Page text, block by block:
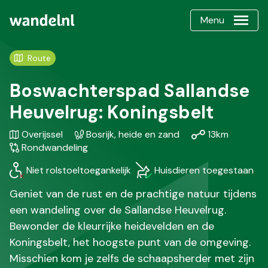
Menu
Route
Boswachterspad Sallandse
Heuvelrug: Koningsbelt
Gebied
/
Regio
Overijssel Karakteristiek
Bosrijk, heide en zand Afstand
13km
Rondwandeling
Niet rolstoeltoegankelijk
Huisdieren toegestaan
Geniet van de rust en de prachtige natuur tijdens
een wandeling over de Sallandse Heuvelrug.
Bewonder de kleurrijke heidevelden en de
Koningsbelt, het hoogste punt van de omgeving.
Misschien kom je zelfs de schaapsherder met zijn